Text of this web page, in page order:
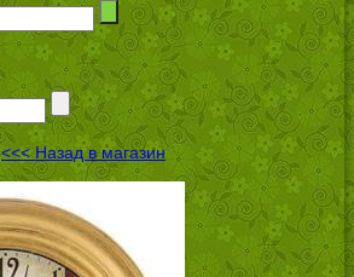
<<< Назад в магазин